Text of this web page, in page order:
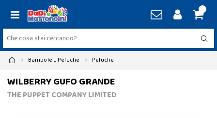
Bambole E Peluche Peluche
WILBERRY GUFO GRANDE
THE PUPPET COMPANY LIMITED